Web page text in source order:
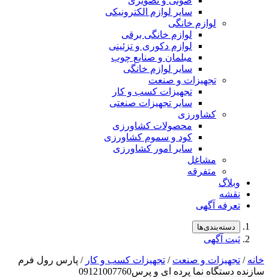
سایر لوازم الکترونیکی
لوازم خانگی
لوازم خانگی برقی
لوازم دکوری و تزئینی
مبلمان و صنایع چوب
سایر لوازم خانگی
تجهیزات و صنعت
تجهیزات کسب و کار
سایر تجهیزات صنعتی
کشاورزی
محصولات کشاورزی
کود و سموم کشاورزی
سایر امور کشاورزی
مشاغل
متفرقه
وبلاگ
نقشه
تعرفه آگهی
دسته‌بندی‌ها
ثبت آگهی
خانه/ تجهیزات و صنعت/ تجهیزات کسب و کار / پارس رول فرم
سازنده دستگاه نما پرده ای و پرس09121007760